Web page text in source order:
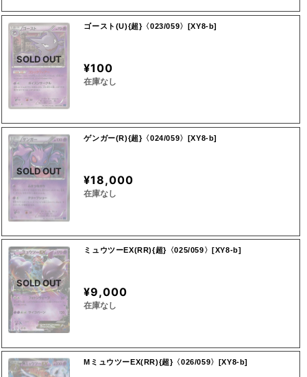
SOLD OUT
ゴースト(U){超}〈023/059〉[XY8-b]
¥100
在庫なし
SOLD OUT
ゲンガー(R){超}〈024/059〉[XY8-b]
¥18,000
在庫なし
SOLD OUT
ミュウツーEX(RR){超}〈025/059〉[XY8-b]
¥9,000
在庫なし
MミュウツーEX(RR){超}〈026/059〉[XY8-b]